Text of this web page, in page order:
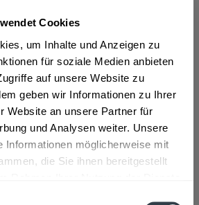
Cookies
um Inhalte und Anzeigen zu
für soziale Medien anbieten
auf unsere Website zu
geben wir Informationen zu Ihrer
Website an unsere Partner für
und Analysen weiter. Unsere
Informationen möglicherweise mit
die Sie ihnen bereitgestellt
In den Warenkorb
Hinzugefügt
34420
mit Kohlensäure versetzt.